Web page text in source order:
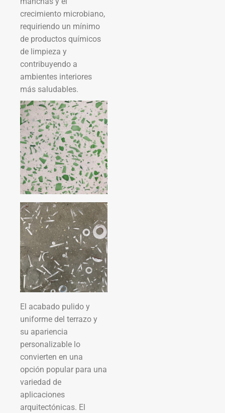
crecimiento microbiano,
requiriendo un mínimo
de productos químicos
de limpieza y
contribuyendo a
ambientes interiores
más saludables.
El acabado pulido y
uniforme del terrazo y
su apariencia
personalizable lo
convierten en una
opción popular para una
variedad de
aplicaciones
arquitectónicas. El